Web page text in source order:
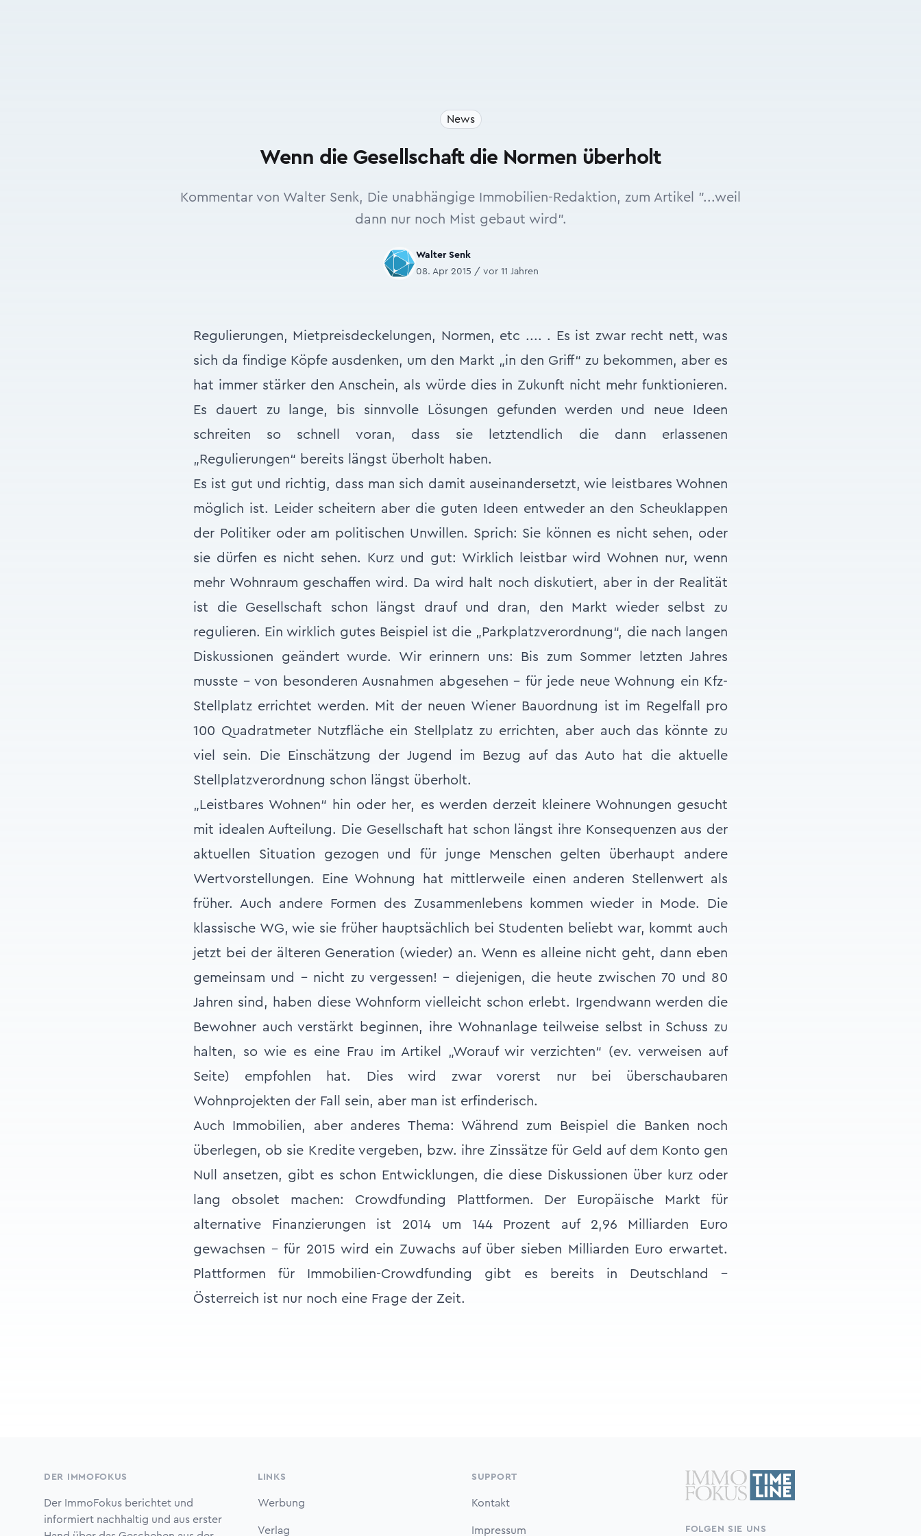
News
Wenn die Gesellschaft die Normen überholt
Kommentar von Walter Senk, Die unabhängige Immobilien-Redaktion, zum Artikel "...weil
dann nur noch Mist gebaut wird".
Walter Senk
08. Apr 2015 / vor 11 Jahren
Regulierungen, Mietpreisdeckelungen, Normen, etc .... . Es ist zwar recht nett, was
sich da findige Köpfe ausdenken, um den Markt „in den Griff“ zu bekommen, aber es
hat immer stärker den Anschein, als würde dies in Zukunft nicht mehr funktionieren.
Es dauert zu lange, bis sinnvolle Lösungen gefunden werden und neue Ideen
schreiten so schnell voran, dass sie letztendlich die dann erlassenen
„Regulierungen“ bereits längst überholt haben.
Es ist gut und richtig, dass man sich damit auseinandersetzt, wie leistbares Wohnen
möglich ist. Leider scheitern aber die guten Ideen entweder an den Scheuklappen
der Politiker oder am politischen Unwillen. Sprich: Sie können es nicht sehen, oder
sie dürfen es nicht sehen. Kurz und gut: Wirklich leistbar wird Wohnen nur, wenn
mehr Wohnraum geschaffen wird. Da wird halt noch diskutiert, aber in der Realität
ist die Gesellschaft schon längst drauf und dran, den Markt wieder selbst zu
regulieren. Ein wirklich gutes Beispiel ist die „Parkplatzverordnung“, die nach langen
Diskussionen geändert wurde. Wir erinnern uns: Bis zum Sommer letzten Jahres
musste - von besonderen Ausnahmen abgesehen - für jede neue Wohnung ein Kfz-
Stellplatz errichtet werden. Mit der neuen Wiener Bauordnung ist im Regelfall pro
100 Quadratmeter Nutzfläche ein Stellplatz zu errichten, aber auch das könnte zu
viel sein. Die Einschätzung der Jugend im Bezug auf das Auto hat die aktuelle
Stellplatzverordnung schon längst überholt.
„Leistbares Wohnen“ hin oder her, es werden derzeit kleinere Wohnungen gesucht
mit idealen Aufteilung. Die Gesellschaft hat schon längst ihre Konsequenzen aus der
aktuellen Situation gezogen und für junge Menschen gelten überhaupt andere
Wertvorstellungen. Eine Wohnung hat mittlerweile einen anderen Stellenwert als
früher. Auch andere Formen des Zusammenlebens kommen wieder in Mode. Die
klassische WG, wie sie früher hauptsächlich bei Studenten beliebt war, kommt auch
jetzt bei der älteren Generation (wieder) an. Wenn es alleine nicht geht, dann eben
gemeinsam und – nicht zu vergessen! – diejenigen, die heute zwischen 70 und 80
Jahren sind, haben diese Wohnform vielleicht schon erlebt. Irgendwann werden die
Bewohner auch verstärkt beginnen, ihre Wohnanlage teilweise selbst in Schuss zu
halten, so wie es eine Frau im Artikel „Worauf wir verzichten“ (ev. verweisen auf
Seite) empfohlen hat. Dies wird zwar vorerst nur bei überschaubaren
Wohnprojekten der Fall sein, aber man ist erfinderisch.
Auch Immobilien, aber anderes Thema: Während zum Beispiel die Banken noch
überlegen, ob sie Kredite vergeben, bzw. ihre Zinssätze für Geld auf dem Konto gen
Null ansetzen, gibt es schon Entwicklungen, die diese Diskussionen über kurz oder
lang obsolet machen: Crowdfunding Plattformen. Der Europäische Markt für
alternative Finanzierungen ist 2014 um 144 Prozent auf 2,96 Milliarden Euro
gewachsen – für 2015 wird ein Zuwachs auf über sieben Milliarden Euro erwartet.
Plattformen für Immobilien-Crowdfunding gibt es bereits in Deutschland –
Österreich ist nur noch eine Frage der Zeit.
DER IMMOFOKUS
Der ImmoFokus berichtet und
informiert nachhaltig und aus erster
LINKS
Werbung
Verlag
SUPPORT
Kontakt
Impressum FOLGEN SIE UNS